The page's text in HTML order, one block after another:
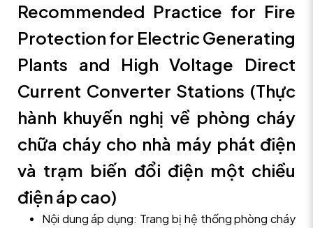
Recommended Practice for Fire
Protection for Electric Generating
Plants and High Voltage Direct
Current Converter Stations (Thực
hành khuyến nghị về phòng cháy
chữa cháy cho nhà máy phát điện
và trạm biến đổi điện một chiều
điện áp cao)
Nội dung áp dụng: Trang bị hệ thống phòng cháy